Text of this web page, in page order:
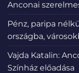
Anconai
Pénz, paripa
országba,
Vajda Katalin:
Színház előadása